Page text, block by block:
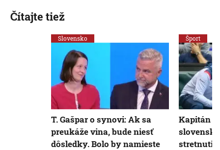
Čítajte tiež
Slovensko
T. Gašpar o synovi: Ak sa
preukáže vina, bude niesť
dôsledky. Bolo by namieste
Šport
Kapitán
stretnutie